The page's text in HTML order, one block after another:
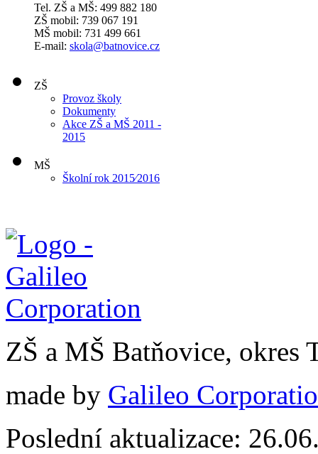
Tel. ZŠ a MŠ: 499 882 180
ZŠ mobil: 739 067 191
MŠ mobil: 731 499 661
E-mail: skola@batnovice.cz
ZŠ
Provoz školy
Dokumenty
Akce ZŠ a MŠ 2011 -
2015
MŠ
Školní rok 2015⁄2016
ZŠ a MŠ Batňovice, okres
made by Galileo
Poslední aktualizace: